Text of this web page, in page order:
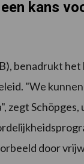
kans
benadrukt het
"We
zegt
door